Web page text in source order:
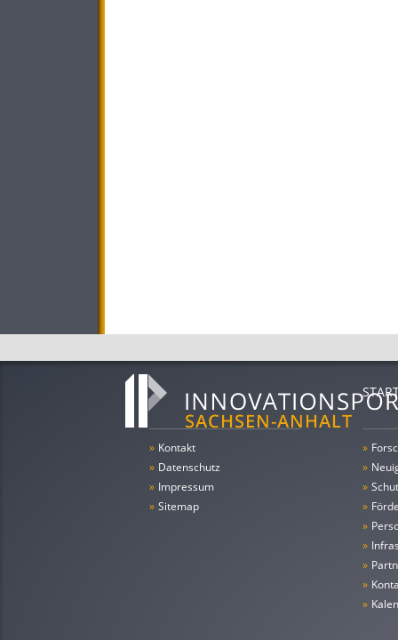
» Kontakt
» Datenschutz
» Impressum
» Sitemap
»
»
»
»
»
»
»
»
»